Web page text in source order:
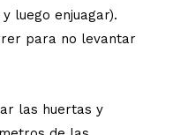
luego enjuagar).
para no levantar
las huertas y